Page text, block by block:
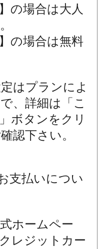
の場合は大人
の場合は無料
はプランによ
、詳細は「こ
ボタンをクリ
認下さい。
支払いについ
ホームペー
レジットカー